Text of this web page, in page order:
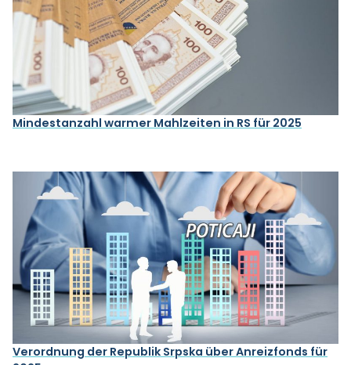
Mindestanzahl warmer Mahlzeiten in RS für 2025
Verordnung der Republik Srpska über Anreizfonds für